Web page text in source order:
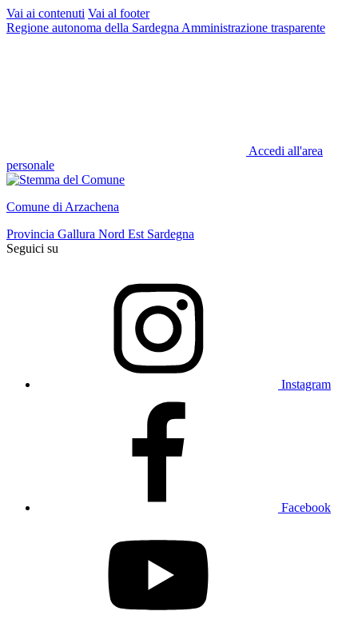
Vai ai contenuti Vai al footer
Regione autonoma della Sardegna Amministrazione trasparente
Accedi all'area
personale
Comune di Arzachena
Provincia Gallura Nord Est Sardegna
Seguici su
Instagram
Facebook